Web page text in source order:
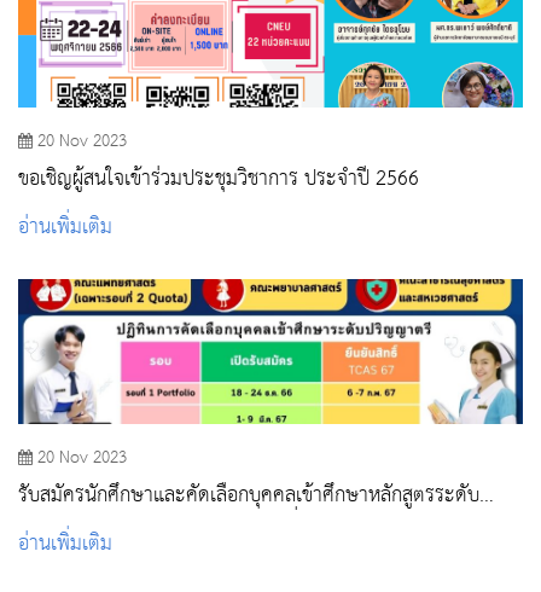
20 Nov 2023
ขอเชิญผู้สนใจเข้าร่วมประชุมวิชาการ ประจำปี 2566
อ่านเพิ่มเติม
20 Nov 2023
รับสมัครนักศึกษาและคัดเลือกบุคคลเข้าศึกษาหลักสูตรระดับ
ปริญญาตรี ปีการศึกษา 2567 รอบที่ 1 Portfolio
อ่านเพิ่มเติม